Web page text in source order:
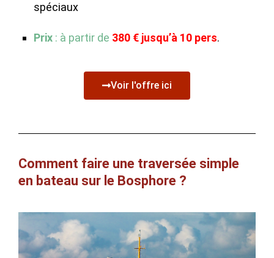
spéciaux
Prix : à partir de 380 € jusqu’à 10 pers.
Voir l'offre ici
Comment faire une traversée simple
en bateau sur le Bosphore ?